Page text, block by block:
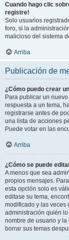
Cuando hago clic
registre!
Solo usuarios
foro, si la
malicioso del sistema
Arriba
Publicación de
¿Cómo puedo crear
Para publicar un
respuesta a un tema,
registrarse antes de
una lista de acciones
Puede votar en las
Arriba
¿Cómo se puede
A menos que sea
propios mensajes.
esta opción solo es
editase su tema,
modificado y las veces
administración quién
nombre de usuario y
borrar sus temas